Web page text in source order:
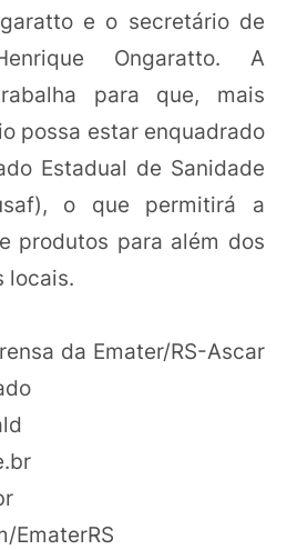
e o secretário de
Ongaratto. A
para que, mais
possa estar enquadrado
Estadual de Sanidade
o que permitirá a
produtos para além dos
locais.
da Emater/RS-Ascar
EmaterRS